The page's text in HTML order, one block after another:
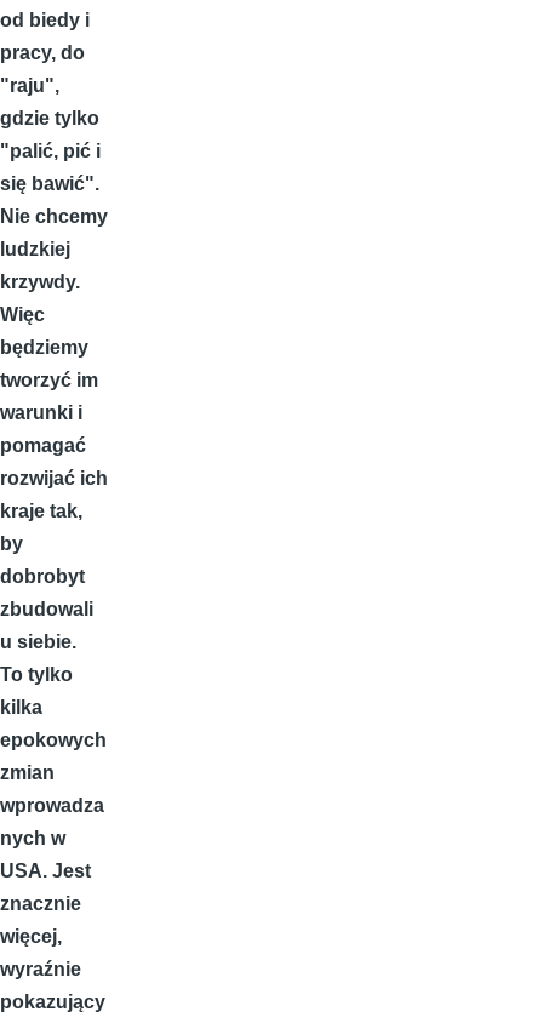
od biedy i
pracy, do
"raju",
gdzie tylko
"palić, pić i
się bawić".
Nie chcemy
ludzkiej
krzywdy.
Więc
będziemy
tworzyć im
warunki i
pomagać
rozwijać ich
kraje tak,
by
dobrobyt
zbudowali
u siebie.
To tylko
kilka
epokowych
zmian
wprowadza
nych w
USA. Jest
znacznie
więcej,
wyraźnie
pokazujący